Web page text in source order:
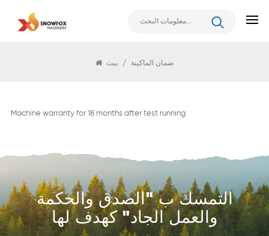
/ ضمان الماكينة
Machine warranty for 18 months after test running
التمسك ب "الصدق والحكمة
والعمل الجاد" كهدف لها